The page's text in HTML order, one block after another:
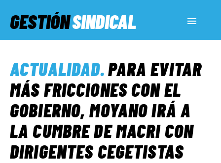
GESTIÓNSINDICAL
SERVICIOS SOCIALES
INFORMES ESPECIALES
FUERA DE MEGÁFONO
ACTUALIDAD.PARA EVITAR
MÁS FRICCIONES CON EL
GOBIERNO, MOYANO IRÁ A
LA CUMBRE DE MACRI CON
DIRIGENTES CEGETISTAS